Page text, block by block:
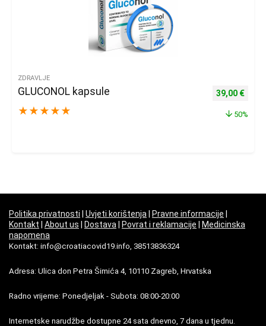
ZDRAVLJE
GLUCONOL kapsule
★ ★ ★ ★ ★
Izvorna
39,00 €
50%
Politika privatnosti | Uvjeti korištenja | Pravne informacije |
Kontakt | About us | Dostava | Povrat i reklamacije | Medicinska
napomena
Kontakt: info@croatiacovid19.info, 38513836324
Adresa: Ulica don Petra Šimića 4, 10110 Zagreb, Hrvatska
Radno vrijeme: Ponedjeljak - Subota: 08:00-20:00
Internetske narudžbe dostupne 24 sata dnevno, 7 dana u tjednu.